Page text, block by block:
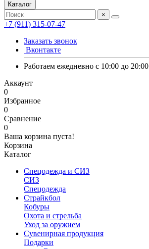
Каталог
×
+7 (911) 315-07-47
Заказать звонок
Вконтакте
Работаем ежедневно с 10:00 до 20:00
Аккаунт
0
Избранное
0
Сравнение
0
Ваша корзина пуста!
Корзина
Каталог
Спецодежда и СИЗ
СИЗ
Спецодежда
Страйкбол
Кобуры
Охота и стрельба
Уход за оружием
Сувенирная продукция
Подарки